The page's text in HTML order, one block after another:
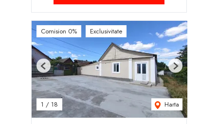
Comision 0% Exclusivitate
1 / 18 Harta
Previous Next